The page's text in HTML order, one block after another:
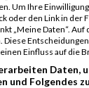
Um Ihre
oder den Link in der
„Meine Daten“. Auf
Diese
Einfluss auf die
Daten,
und Folgendes